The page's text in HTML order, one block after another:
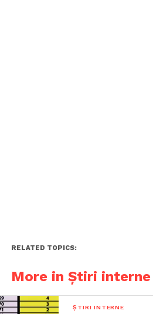
RELATED TOPICS:
More in Știri interne
ȘTIRI INTERNE